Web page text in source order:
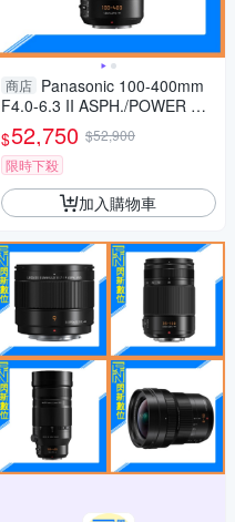
商店 Panasonic 100-400mm
F4.0-6.3 II ASPH./POWER O.I.
S.鏡頭(100-400 II,公司貨)
$52,750 $52,900
限時下殺
加入購物車